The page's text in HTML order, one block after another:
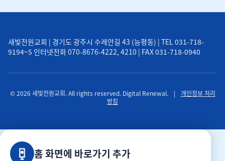
새빛전원교회 | 경기도 광주시 수레안길 43 (능평동) | TEL 031-718-
9194~5 인터넷전화 070-8676-4222, 4210 | FAX 031-718-0940
© 2026 새빛전원교회. All rights reserved. Digital Renewal. |
개인정보 처리
방침
홈 화면에 바로가기 추가